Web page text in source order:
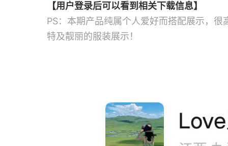
【用户登录后可以看到相关下载信息】
PS：本期产品纯属个人爱好而搭配展示，
特及靓丽的服装展示！